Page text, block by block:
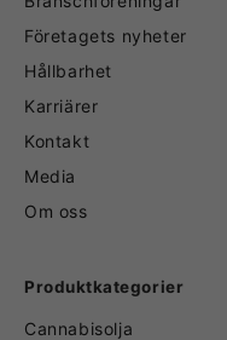
Företagets nyheter
Hållbarhet
Karriärer
Kontakt
Media
Om oss
Produktkategorier
Cannabisolja